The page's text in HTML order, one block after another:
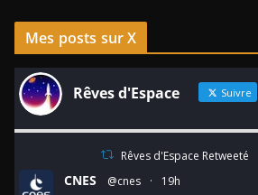
Mes posts sur X
Rêves d'Espace Suivre
Rêves d'Espace Retweeté
CNES @cnes · 19h